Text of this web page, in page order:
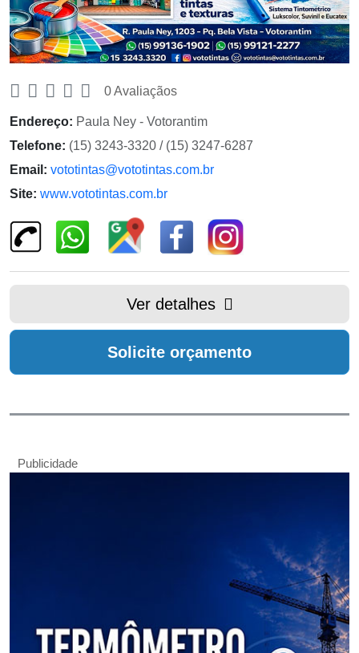
0 Avaliaçãos
Endereço: Paula Ney - Votorantim
Telefone: (15) 3243-3320 / (15) 3247-6287
Email: vototintas@vototintas.com.br
Site: www.vototintas.com.br
Ver detalhes
Solicite orçamento
Publicidade